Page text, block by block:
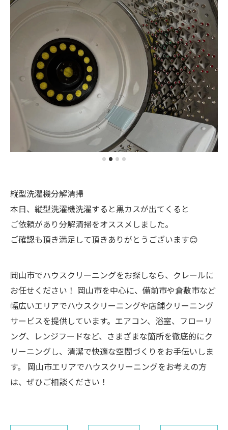
縦型洗濯機分解清掃
本日、縦型洗濯機洗濯すると黒カスが出てくると
ご依頼があり分解清掃をオススメしました。
ご確認も頂き満足して頂きありがとうございます😊
岡山市でハウスクリーニングをお探しなら、クレールに
お任せください！ 岡山市を中心に、備前市や倉敷市など
幅広いエリアでハウスクリーニングや店舗クリーニング
サービスを提供しています。エアコン、浴室、フローリ
ング、レンジフードなど、さまざまな箇所を徹底的にク
リーニングし、清潔で快適な空間づくりをお手伝いしま
す。 岡山市エリアでハウスクリーニングをお考えの方
は、ぜひご相談ください！